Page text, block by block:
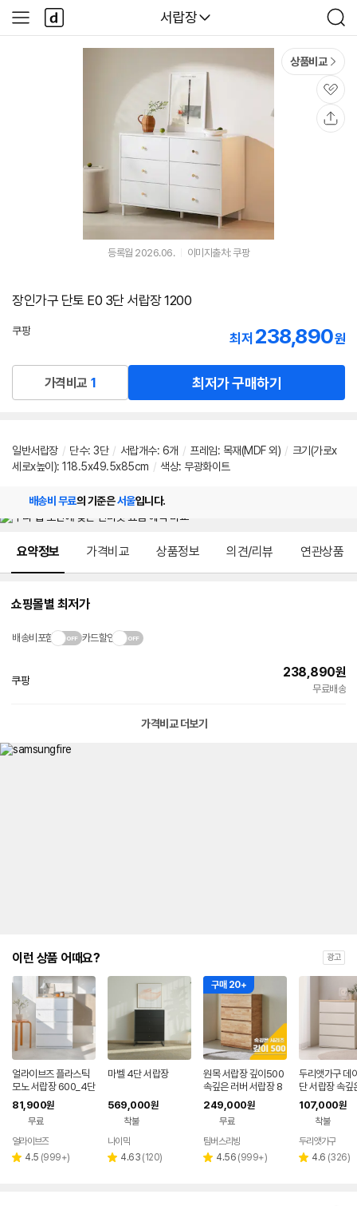
다나와
서랍장
검
색
사
이
다
나
와
상품비교
관
심
등록월 2026.06. 이미지출처: 쿠팡
장인가구 단토 E0 3단 서랍장 1200
쿠팡
최저 238,890원
가격비교 1 최저가 구매하기
일반서랍장 / 단수: 3단 / 서랍개수: 6개 / 프레임: 목재(MDF 외) / 크기(가로x
세로x높이): 118.5x49.5x85cm / 색상: 무광화이트
배송비 무료의 기준은서울입니다.
요약정보 가격비교 상품정보 의견/리뷰 연관상품
쇼핑몰별 최저가
배송비포함 카드할인
쿠팡
238,890원
무료배송
가격비교 더보기
이런 상품 어때요? 광고
얼라이브즈 플라스틱
모노 서랍장 600_4단
81,900원
무료
얼라이브즈
별 4.5 리
(999+)
마벨 4단 서랍장
569,000원
착불
나이믹
별 4.63 리
(120)
구매 20+
원목 서랍장 깊이500
속깊은 러버 서랍장 8
00 x 500 x 1174m
m, 4단, 원색
249,000원
무료
팀버스리빙
별 4.56 리
(999+)
두리앳가구 데
단 서랍장 속
107,000원
착불
페
두리앳가구
별 4.6 리
(326)